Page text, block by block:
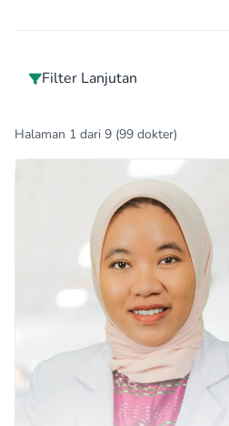
Filter Lanjutan
Halaman 1 dari 9 (99 dokter)